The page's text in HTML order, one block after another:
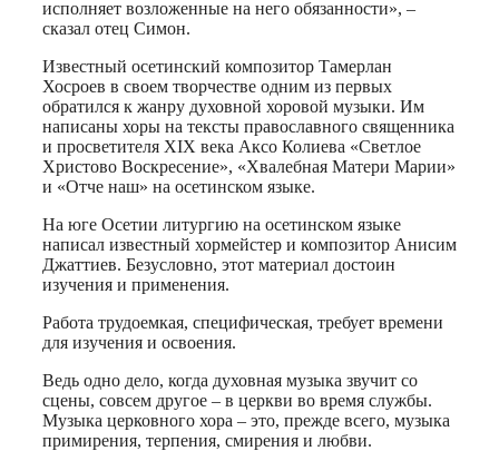
исполняет возложенные на него обязанности», –
сказал отец Симон.
Известный осетинский композитор Тамерлан
Хосроев в своем творчестве одним из первых
обратился к жанру духовной хоровой музыки. Им
написаны хоры на тексты православного священника
и просветителя XIX века Аксо Колиева «Светлое
Христово Воскресение», «Хвалебная Матери Марии»
и «Отче наш» на осетинском языке.
На юге Осетии литургию на осетинском языке
написал известный хормейстер и композитор Анисим
Джаттиев. Безусловно, этот материал достоин
изучения и применения.
Работа трудоемкая, специфическая, требует времени
для изучения и освоения.
Ведь одно дело, когда духовная музыка звучит со
сцены, совсем другое – в церкви во время службы.
Музыка церковного хора – это, прежде всего, музыка
примирения, терпения, смирения и любви.